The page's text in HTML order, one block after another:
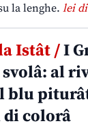
la lenghe. lei
Istât /I
al
blu
colorâ